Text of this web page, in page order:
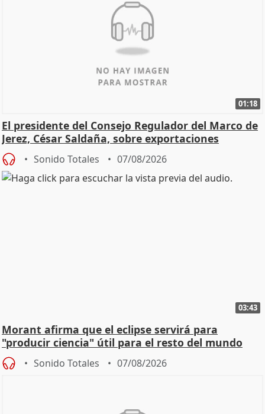
01:18
El presidente del Consejo Regulador del Marco de
Jerez, César Saldaña, sobre exportaciones
Sonido Totales 07/08/2026
03:43
Morant afirma que el eclipse servirá para
"producir ciencia" útil para el resto del mundo
Sonido Totales 07/08/2026